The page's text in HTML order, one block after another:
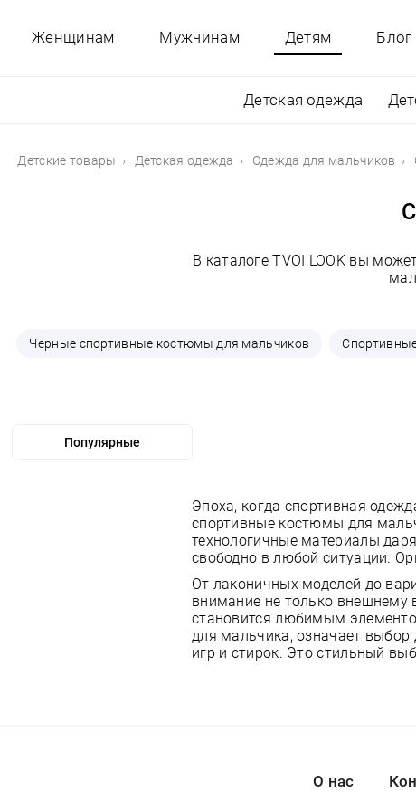
Женщинам Мужчинам Детям
Детская одежда
Блог
Детские товары Детская одежда Одежда для мальчиков
В каталоге TVOI LOOK вы
Черные спортивные костюмы для мальчиков
Эпоха, когда спортивная
спортивные костюмы для
технологичные материалы
свободно в любой ситуации.
От лаконичных моделей до
внимание не только внешнему
становится любимым
для мальчика, означает выбор
игр и стирок. Это стильный
О нас